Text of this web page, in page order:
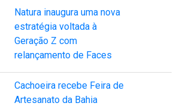
Natura inaugura uma nova
estratégia voltada à
Geração Z com
relançamento de Faces
Cachoeira recebe Feira de
Artesanato da Bahia